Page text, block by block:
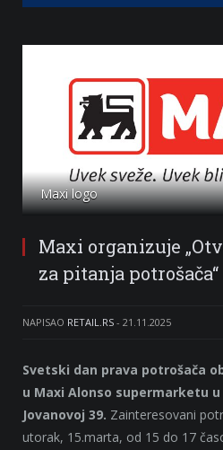
Maxi logo
Maxi organizuje
za pitanja potrošača“
NAPISAO RETAIL.RS - 21.11.2025
Svetski dan prava potrošača
u Maxi Alonso supermarketu
Jovanovoj 39. Zainteresovani
utorak, 15.marta, od 15 do 17